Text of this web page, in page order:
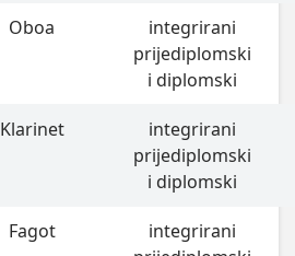
Oboa
integrirani
prijediplomski
i diplomski
Klarinet
integrirani
prijediplomski
i diplomski
Fagot
integrirani